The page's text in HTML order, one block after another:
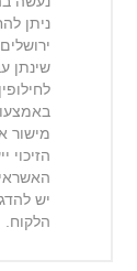
שינתן
מישור
יש
הלקוח.